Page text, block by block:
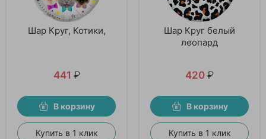
Шар Круг, Котики,
441 ₽
В корзину
Купить в 1 клик
Шар Круг белый
леопард
420 ₽
В корзину
Купить в 1 клик